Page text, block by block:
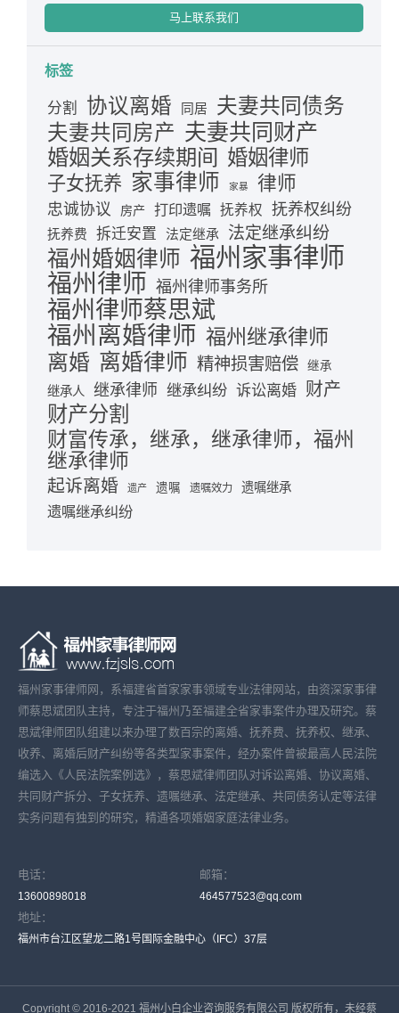
马上联系我们
标签
分割 协议离婚 同居 夫妻共同债务
夫妻共同房产 夫妻共同财产
婚姻关系存续期间 婚姻律师
子女抚养 家事律师 家暴 律师
忠诚协议 房产 打印遗嘱 抚养权 抚养权纠纷
抚养费 拆迁安置 法定继承 法定继承纠纷
福州婚姻律师 福州家事律师
福州律师 福州律师事务所
福州律师蔡思斌
福州离婚律师 福州继承律师
离婚 离婚律师 精神损害赔偿 继承
继承人 继承律师 继承纠纷 诉讼离婚 财产
财产分割
财富传承，继承，继承律师，福州
继承律师
起诉离婚 遗产 遗嘱 遗嘱效力 遗嘱继承
遗嘱继承纠纷
福州家事律师网，系福建省首家家事领域专业法律网站，由资深家事律
师蔡思斌团队主持，专注于福州乃至福建全省家事案件办理及研究。蔡
思斌律师团队组建以来办理了数百宗的离婚、抚养费、抚养权、继承、
收养、离婚后财产纠纷等各类型家事案件，经办案件曾被最高人民法院
编选入《人民法院案例选》，蔡思斌律师团队对诉讼离婚、协议离婚、
共同财产拆分、子女抚养、遗嘱继承、法定继承、共同债务认定等法律
实务问题有独到的研究，精通各项婚姻家庭法律业务。
电话：
13600898018
邮箱：
464577523@qq.com
地址：
福州市台江区望龙二路1号国际金融中心（IFC）37层
Copyright © 2016-2021 福州小白企业咨询服务有限公司 版权所有，未经蔡